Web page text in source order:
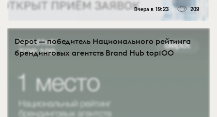
Вчера в 19:23 209
Depot — победитель Национального рейтинга
брендинговых агентств Brand Hub top100